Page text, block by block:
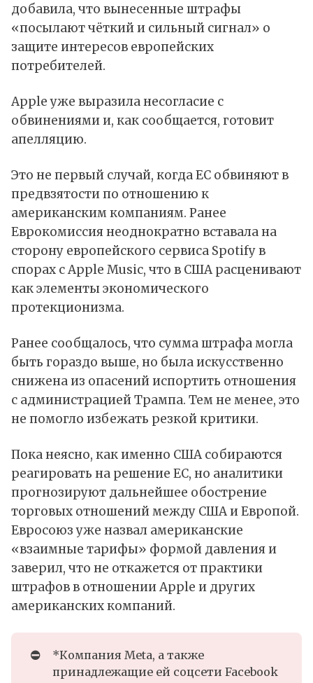
добавила, что вынесенные штрафы
«посылают чёткий и сильный сигнал» о
защите интересов европейских
потребителей.
Apple уже выразила несогласие с
обвинениями и, как сообщается, готовит
апелляцию.
Это не первый случай, когда ЕС обвиняют в
предвзятости по отношению к
американским компаниям. Ранее
Еврокомиссия неоднократно вставала на
сторону европейского сервиса Spotifyв
спорах сApple Music, что в США расценивают
как элементы экономического
протекционизма.
Ранее сообщалось, что сумма штрафа могла
быть гораздо выше, но была искусственно
снижена из опасений испортить отношения
с администрацией Трампа. Тем не менее, это
не помогло избежать резкой критики.
Пока неясно, как именно США собираются
реагировать на решение ЕС, но аналитики
прогнозируют дальнейшее обострение
торговых отношений между США и Европой.
Евросоюз уже назвал американские
«взаимные тарифы» формой давления и
заверил, что не откажется от практики
штрафов в отношении Apple и других
американских компаний.
⛔
*Компания Meta, а также
принадлежащие ей соцсети Facebook